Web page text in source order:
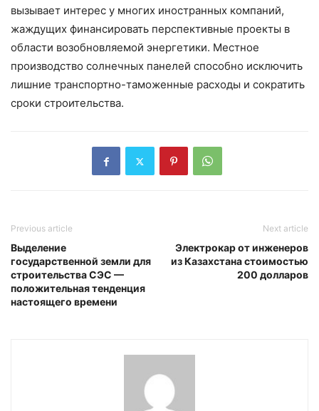
вызывает интерес у многих иностранных компаний,
жаждущих финансировать перспективные проекты в
области возобновляемой энергетики. Местное
производство солнечных панелей способно исключить
лишние транспортно-таможенные расходы и сократить
сроки строительства.
Previous article
Выделение
государственной земли для
строительства СЭС —
положительная тенденция
настоящего времени
Next article
Электрокар от инженеров
из Казахстана стоимостью
200 долларов